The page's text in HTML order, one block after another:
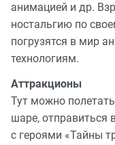
анимацией и др.
ностальгию по
погрузятся в мир
технологиям.
Аттракционы
Тут можно
шаре, отправиться
с героями «Тайны